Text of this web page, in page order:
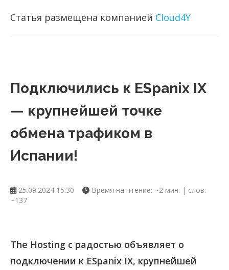
Статья размещена компанией Cloud4Y
Подключились к ESpanix IX
— крупнейшей точке
обмена трафиком в
Испании!
25.09.2024 15:30
Время на чтение: ~2 мин. | слов:
~137
The Hosting с радостью объявляет о
подключении к ESpanix IX, крупнейшей